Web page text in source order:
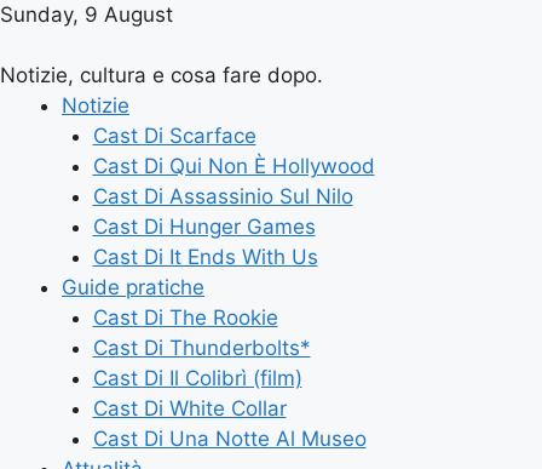
Sunday, 9 August
Notizie, cultura e cosa fare dopo.
Notizie
Cast Di Scarface
Cast Di Qui Non È Hollywood
Cast Di Assassinio Sul Nilo
Cast Di Hunger Games
Cast Di It Ends With Us
Guide pratiche
Cast Di The Rookie
Cast Di Thunderbolts*
Cast Di Il Colibrì (film)
Cast Di White Collar
Cast Di Una Notte Al Museo